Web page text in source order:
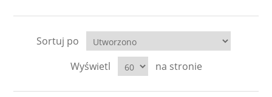
Sortuj po
Wyświetl
na stronie